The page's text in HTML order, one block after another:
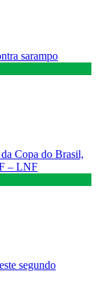
sarampo
Copa do Brasil,
– LNF
segundo